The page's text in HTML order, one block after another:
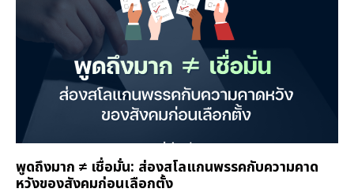
พูดถึงมาก ≠ เชื่อมั่น: ส่องสโลแกนพรรคกับความคาด
หวังของสังคมก่อนเลือกตั้ง